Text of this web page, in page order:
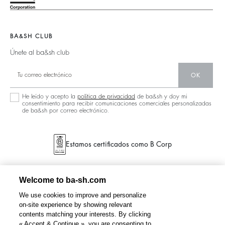
Bolsos
Joyas
BA&SH CLUB
Únete al ba&sh club
OK
He leído y acepto la política de privacidad de ba&sh y doy mi
consentimiento para recibir comunicaciones comerciales personalizadas
de ba&sh por correo electrónico.
Estamos certificados como B Corp
Welcome to ba-sh.com
We use cookies to improve and personalize
on-site experience by showing relevant
contents matching your interests. By clicking